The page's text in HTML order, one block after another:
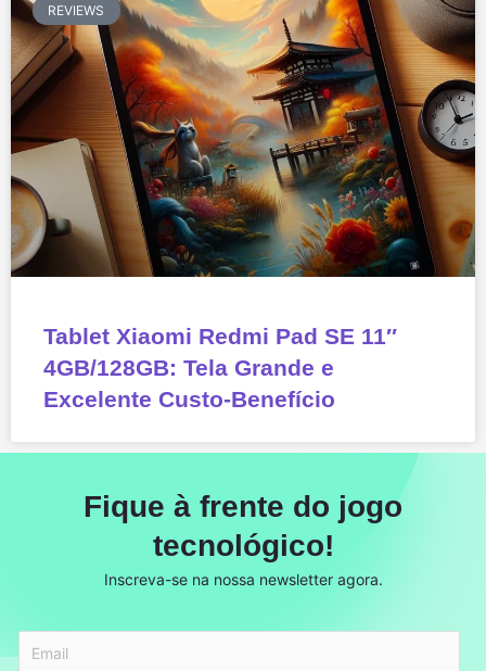
REVIEWS
Tablet Xiaomi Redmi Pad SE 11″
4GB/128GB: Tela Grande e
Excelente Custo-Benefício
Fique à frente do jogo
tecnológico!
Inscreva-se na nossa newsletter agora.